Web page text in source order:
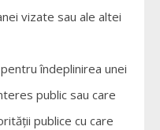
vizate sau ale altei
îndeplinirea unei
public sau care
publice cu care